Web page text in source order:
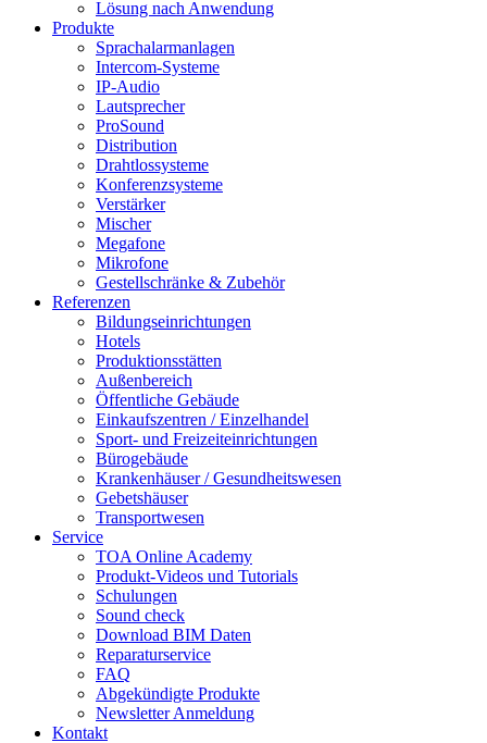
Lösung nach Anwendung
Produkte
Sprachalarmanlagen
Intercom-Systeme
IP-Audio
Lautsprecher
ProSound
Distribution
Drahtlossysteme
Konferenzsysteme
Verstärker
Mischer
Megafone
Mikrofone
Gestellschränke & Zubehör
Referenzen
Bildungseinrichtungen
Hotels
Produktionsstätten
Außenbereich
Öffentliche Gebäude
Einkaufszentren / Einzelhandel
Sport- und Freizeiteinrichtungen
Bürogebäude
Krankenhäuser / Gesundheitswesen
Gebetshäuser
Transportwesen
Service
TOA Online Academy
Produkt-Videos und Tutorials
Schulungen
Sound check
Download BIM Daten
Reparaturservice
FAQ
Abgekündigte Produkte
Newsletter Anmeldung
Kontakt